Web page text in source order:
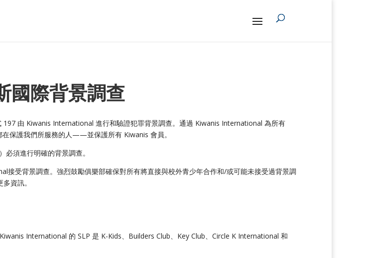
國際背景調查
由 Kiwanis International 進行和驗證犯罪背景調查。通過 Kiwanis International 為所有
保護我們所服務的人——並保護所有 Kiwanis 會員。
須進行明確的背景調查。
受背景調查。強烈鼓勵俱樂部確保對所有將直接與校外青少年合作和/或可能未接受過背景調
資訊。
International 的 SLP 是 K-Kids、Builders Club、Key Club、Circle K International 和